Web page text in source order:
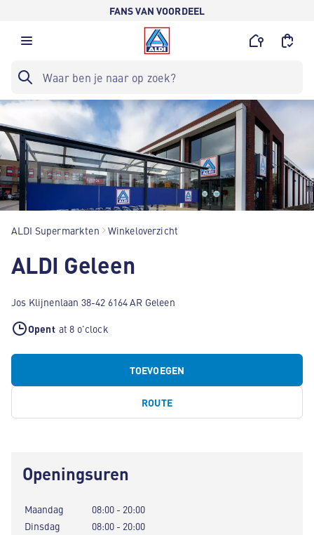
FANS VAN VOORDEEL
ALDI Supermarkten Winkeloverzicht
ALDI Geleen
Jos Klijnenlaan 38-42 6164 AR Geleen
Opent at 8 o'clock
TOEVOEGEN
ROUTE
Openingsuren
Maandag
08:00 - 20:00
Dinsdag
08:00 - 20:00